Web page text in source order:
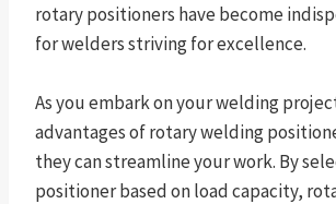
rotary positioners have become
for welders striving for excellence.
As you embark on your welding
advantages of rotary welding
they can streamline your work. By
positioner based on load capacity,